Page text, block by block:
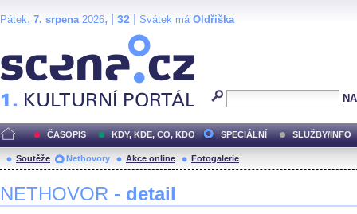
Pátek, 7. srpena2026, | 32 Svátek má Oldřiška
ČASOPIS KDY, KDE, CO, KDO SPECIÁLNÍ SLUŽBY/INFO
Soutěže Nethovory Akce online Fotogalerie
NETHOVOR - detail